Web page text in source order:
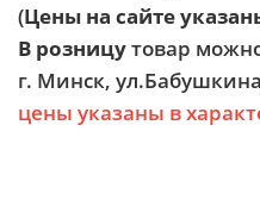
(Цены на сайте
В розницутовар
г. Минск,
цены указаны в